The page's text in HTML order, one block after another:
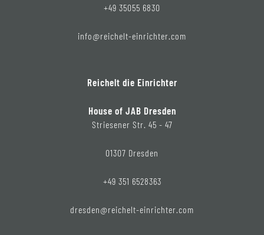
+49 35055 6830
info@reichelt-einrichter.com
Reichelt die Einrichter
House of JAB Dresden
Striesener Str. 45 - 47
01307 Dresden
+49 351 6528363
dresden@reichelt-einrichter.com